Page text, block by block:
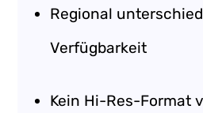
Regional
Verfügbarkeit
Kein Hi-Res-Format